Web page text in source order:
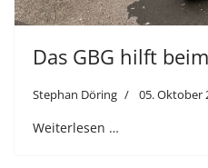
Das GBG hilft
Stephan Döring 05. Oktober
Weiterlesen …